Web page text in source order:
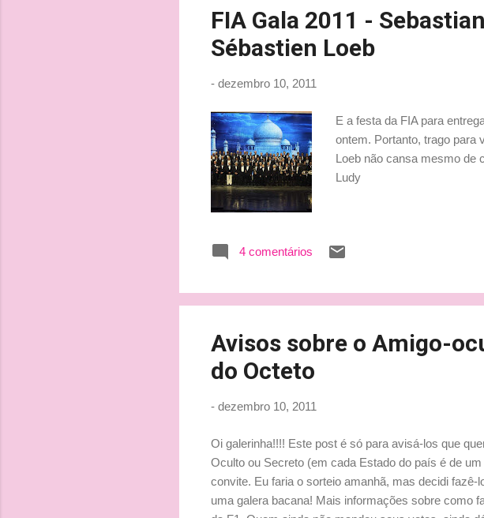
FIA Gala 2011 -
Sébastien Loeb
- dezembro 10, 2011
E a festa da FIA para
ontem. Portanto, trago para
Loeb não cansa mesmo de
Ludy
4 comentários
Avisos sobre o Amigo-
do Octeto
- dezembro 10, 2011
Oi galerinha!!!! Este post é só para avisá-los que
Oculto ou Secreto (em cada Estado do país é de
convite. Eu faria o sorteio amanhã, mas decidi
uma galera bacana! Mais informações sobre como